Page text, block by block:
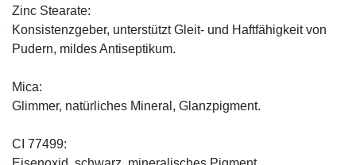
Zinc Stearate:
Konsistenzgeber, unterstützt Gleit- und Haftfähigkeit von
Pudern, mildes Antiseptikum.
Mica:
Glimmer, natürliches Mineral, Glanzpigment.
CI 77499: